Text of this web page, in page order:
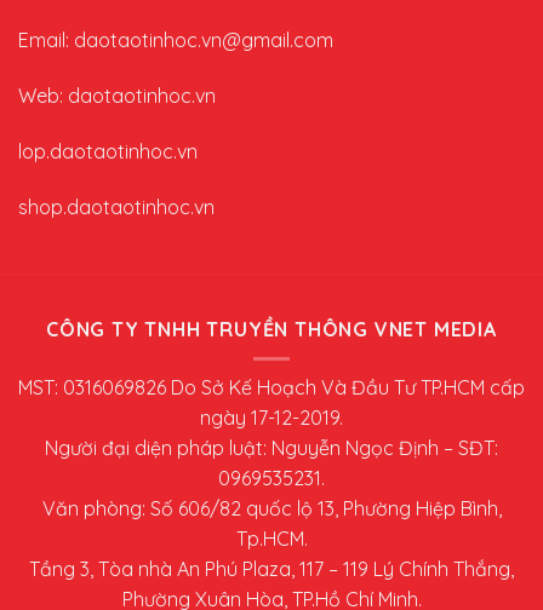
Email: daotaotinhoc.vn@gmail.com
Web: daotaotinhoc.vn
lop.daotaotinhoc.vn
shop.daotaotinhoc.vn
CÔNG TY TNHH TRUYỀN THÔNG VNET MEDIA
MST: 0316069826 Do Sở Kế Hoạch Và Đầu Tư TP.HCM cấp
ngày 17-12-2019.
Người đại diện pháp luật: Nguyễn Ngọc Định – SĐT:
0969535231.
Văn phòng: Số 606/82 quốc lộ 13, Phường Hiệp Bình,
Tp.HCM.
Tầng 3, Tòa nhà An Phú Plaza, 117 – 119 Lý Chính Thắng,
Phường Xuân Hòa, TP.Hồ Chí Minh.